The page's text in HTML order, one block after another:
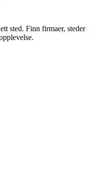
sted. Finn firmaer, steder